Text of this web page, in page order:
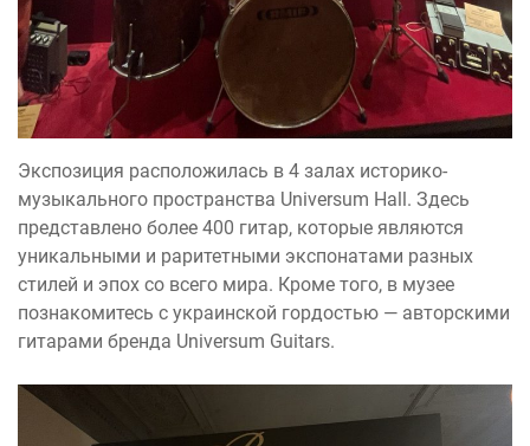
Экспозиция расположилась в 4 залах историко-
музыкального пространства Universum Hall. Здесь
представлено более 400 гитар, которые являются
уникальными и раритетными экспонатами разных
стилей и эпох со всего мира. Кроме того, в музее
познакомитесь с украинской гордостью — авторскими
гитарами бренда Universum Guitars.